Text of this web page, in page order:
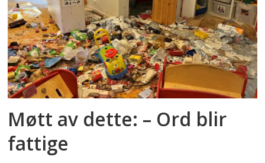
Møtt av dette: – Ord blir
fattige